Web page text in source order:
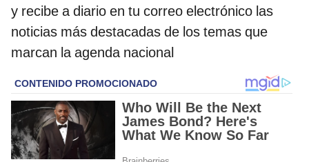
y recibe a diario en tu correo electrónico las
noticias más destacadas de los temas que
marcan la agenda nacional